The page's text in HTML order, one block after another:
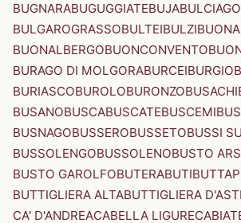
BUGNARABUGUGGIATEBUJABULCIAGO
BULGAROGRASSOBULTEIBULZI
BUONALBERGOBUONCONVENTO
BURAGO DI MOLGORABURCEIBURGIO
BURIASCOBUROLOBURONZOBUSACHI
BUSANOBUSCABUSCATEBUSCEMI
BUSNAGOBUSSEROBUSSETOBUSSI
BUSSOLENGOBUSSOLENOBUSTO
BUSTO GAROLFOBUTERABUTI
BUTTIGLIERA ALTABUTTIGLIERA D'ASTI
CA' D'ANDREACABELLA LIGURE